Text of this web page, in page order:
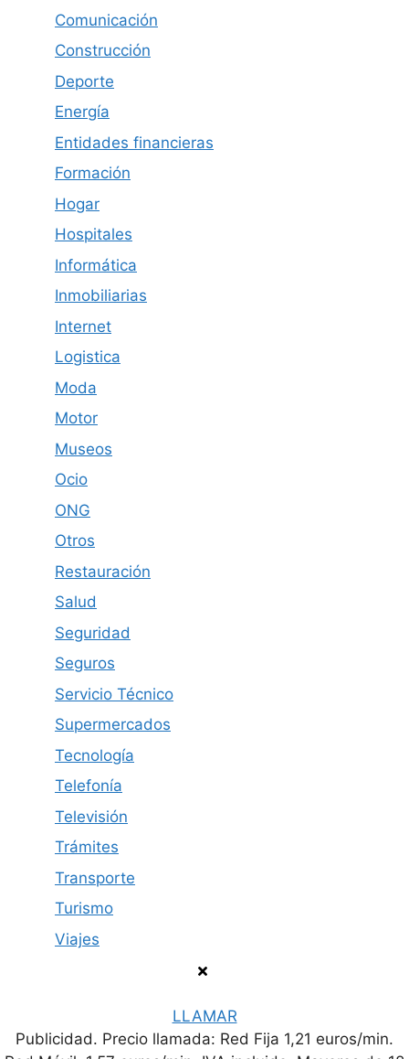
Comunicación
Construcción
Deporte
Energía
Entidades financieras
Formación
Hogar
Hospitales
Informática
Inmobiliarias
Internet
Logistica
Moda
Motor
Museos
Ocio
ONG
Otros
Restauración
Salud
Seguridad
Seguros
Servicio Técnico
Supermercados
Tecnología
Telefonía
Televisión
Trámites
Transporte
Turismo
Viajes
LLAMAR
Publicidad. Precio llamada: Red Fija 1,21 euros/min.